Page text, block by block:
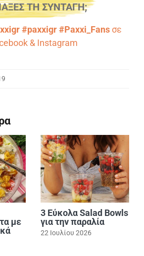
ΤΗ ΣΥΝΤΑΓΗ;
#paxxigr #Paxxi_Fansσε
& Instagram
με
3 Εύκολα Salad Bowls
για την παραλία
22 Ιουλίου 2026